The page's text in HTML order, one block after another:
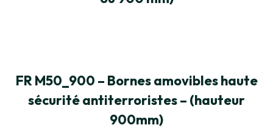
FR M50_900 – Bornes amovibles haute
sécurité antiterroristes – (hauteur
900mm)